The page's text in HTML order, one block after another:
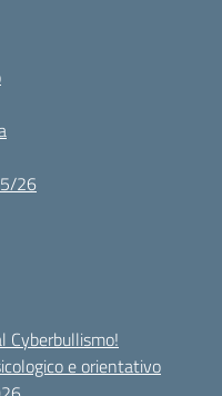
26
Cyberbullismo!
e orientativo